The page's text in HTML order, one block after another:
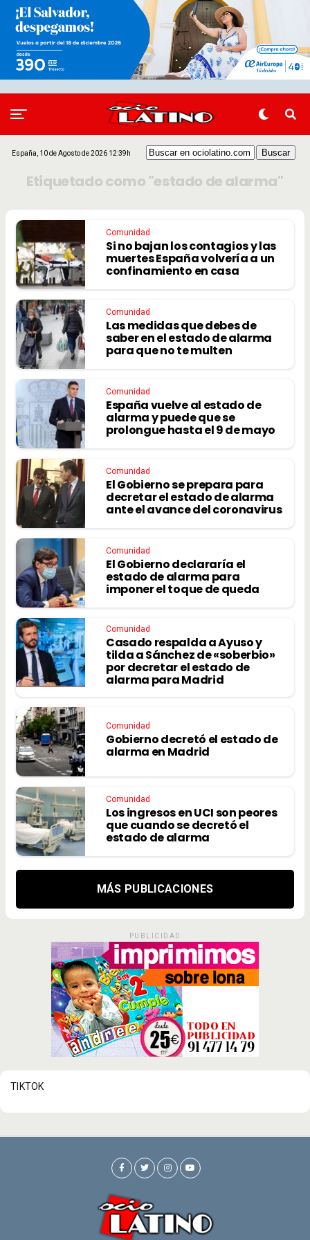
España, 10 de Agosto de 2026 12:39h
Etiquetado como "estado de alarma"
Comunidad
Si no bajan los contagios y las
muertes España volvería a un
confinamiento en casa
Comunidad
Las medidas que debes de
saber en el estado de alarma
para que no te multen
Comunidad
España vuelve al estado de
alarma y puede que se
prolongue hasta el 9 de mayo
Comunidad
El Gobierno se prepara para
decretar el estado de alarma
ante el avance del coronavirus
Comunidad
El Gobierno declararía el
estado de alarma para
imponer el toque de queda
Comunidad
Casado respalda a Ayuso y
tilda a Sánchez de «soberbio»
por decretar el estado de
alarma para Madrid
Comunidad
Gobierno decretó el estado de
alarma en Madrid
Comunidad
Los ingresos en UCI son peores
que cuando se decretó el
estado de alarma
MÁS PUBLICACIONES
PUBLICIDAD
TIKTOK